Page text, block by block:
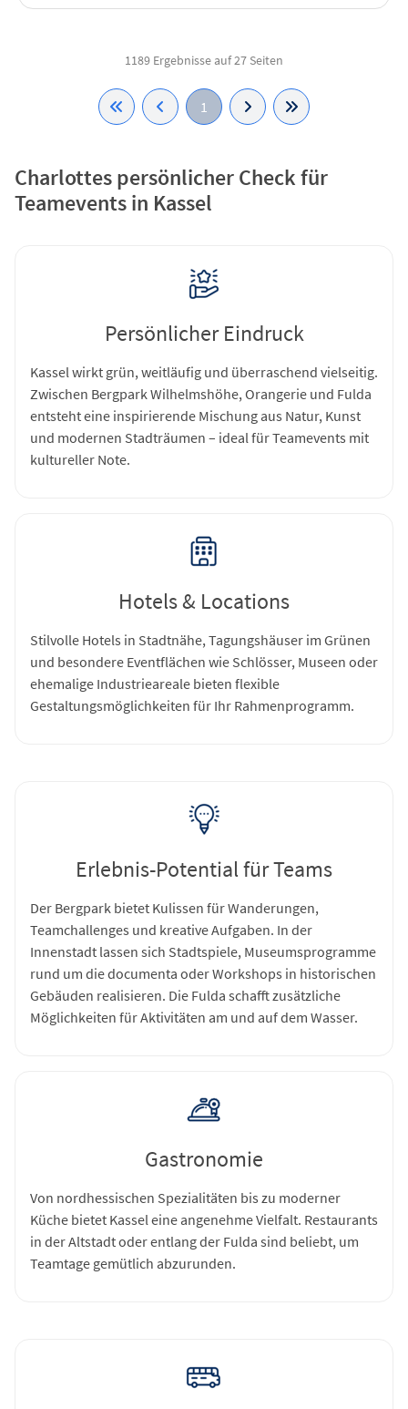
1189 Ergebnisse auf 27 Seiten
1
Charlottes persönlicher Check für
Teamevents in Kassel
Persönlicher Eindruck
Kassel wirkt grün, weitläufig und überraschend vielseitig.
Zwischen Bergpark Wilhelmshöhe, Orangerie und Fulda
entsteht eine inspirierende Mischung aus Natur, Kunst
und modernen Stadträumen – ideal für Teamevents mit
kultureller Note.
Hotels & Locations
Stilvolle Hotels in Stadtnähe, Tagungshäuser im Grünen
und besondere Eventflächen wie Schlösser, Museen oder
ehemalige Industrieareale bieten flexible
Gestaltungsmöglichkeiten für Ihr Rahmenprogramm.
Erlebnis-Potential für Teams
Der Bergpark bietet Kulissen für Wanderungen,
Teamchallenges und kreative Aufgaben. In der
Innenstadt lassen sich Stadtspiele, Museumsprogramme
rund um die documenta oder Workshops in historischen
Gebäuden realisieren. Die Fulda schafft zusätzliche
Möglichkeiten für Aktivitäten am und auf dem Wasser.
Gastronomie
Von nordhessischen Spezialitäten bis zu moderner
Küche bietet Kassel eine angenehme Vielfalt. Restaurants
in der Altstadt oder entlang der Fulda sind beliebt, um
Teamtage gemütlich abzurunden.